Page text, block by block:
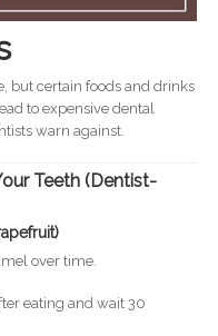
but certain foods and drinks
to expensive dental
warn against.
Teeth (Dentist-
over time.
eating and wait 30